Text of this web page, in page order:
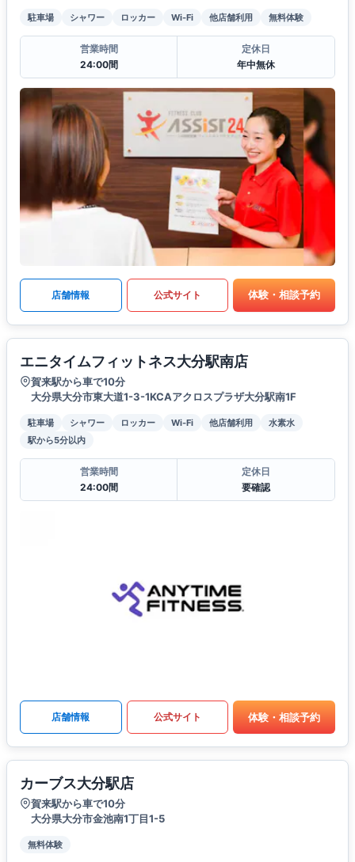
駐車場 シャワー ロッカー Wi-Fi 他店舗利用 無料体験
営業時間
24:00間
定休日
年中無休
店舗情報 公式サイト 体験・相談予約
エニタイムフィットネス大分駅南店
賀来駅から車で10分
大分県大分市東大道1-3-1KCAアクロスプラザ大分駅南1F
駐車場 シャワー ロッカー Wi-Fi 他店舗利用
水素水
駅から5分以内
営業時間
24:00間
定休日
要確認
店舗情報 公式サイト 体験・相談予約
カーブス大分駅店
賀来駅から車で10分
大分県大分市金池南1丁目1-5
無料体験